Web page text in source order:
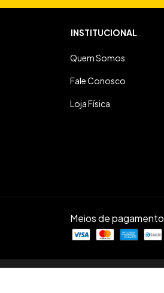
INSTITUCIONAL
Quem Somos
Fale Conosco
Loja Física
Meios de pagamento